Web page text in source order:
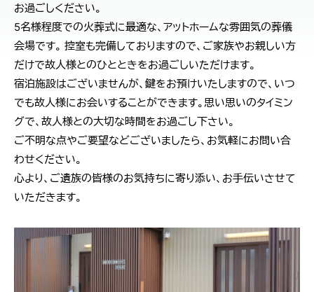
お過ごしください。
5名様程度での火葬式に最適な、アットホームな雰囲気の葬儀
会場です。 控室も完備しておりますので、ご家族やお親しい方
だけで故人様とのひとときをお過ごしいただけます。
宿泊施設はございませんが、鍵をお預けいたしますので、いつ
でも故人様にお会いすることができます。思い思いのタイミン
グで、故人様との大切な時間をお過ごし下さい。
ご不明な点やご要望などございましたら、お気軽にお問い合
わせください。
心より、ご遺族の皆様のお気持ちに寄り添い、お手伝いさせて
いただきます。